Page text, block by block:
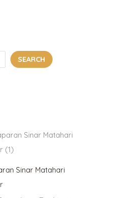
SEARCH
Sinar Matahari